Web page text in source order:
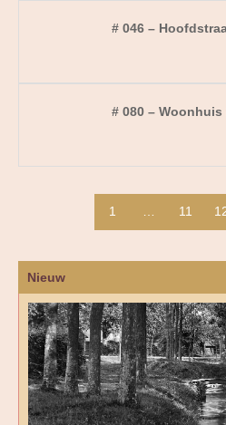
# 046 –
# 080 –
1 … 11
Nieuw